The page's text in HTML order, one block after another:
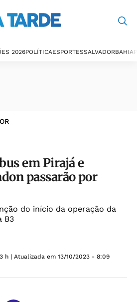
2026POLÍTICAESPORTESSALVADORBAHIA
em Pirajá e
passarão por
do início da operação da
B3
h | Atualizada em 13/10/2023 - 8:09